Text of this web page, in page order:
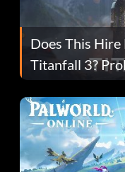
Does This
Titanfall 3?
Fans Are